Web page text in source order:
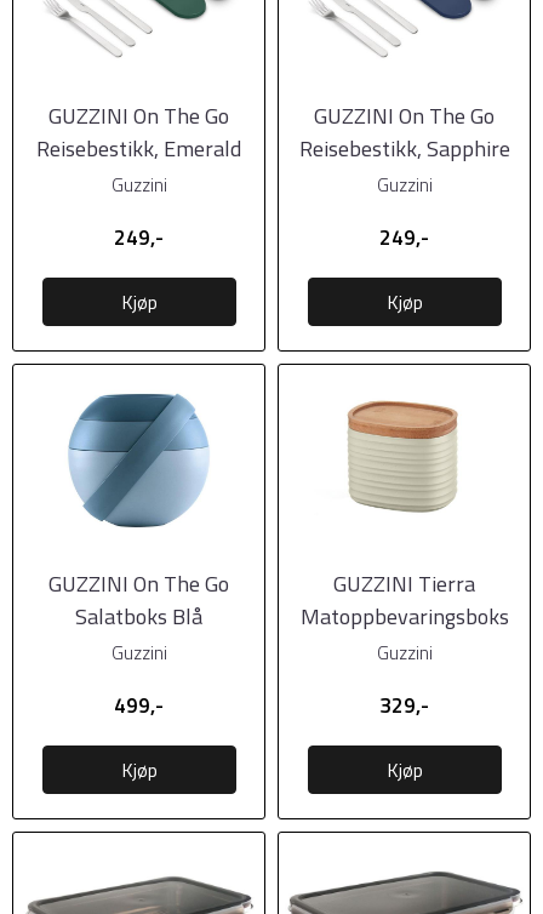
GUZZINI On The Go
Reisebestikk, Emerald
Green
Guzzini
249,-
Kjøp
GUZZINI On The Go
Reisebestikk, Sapphire
Blue
Guzzini
249,-
Kjøp
GUZZINI On The Go
Salatboks Blå
Guzzini
499,-
Kjøp
GUZZINI Tierra
Matoppbevaringsboks
Leirefarget, 11 cm høy
Guzzini
329,-
Kjøp